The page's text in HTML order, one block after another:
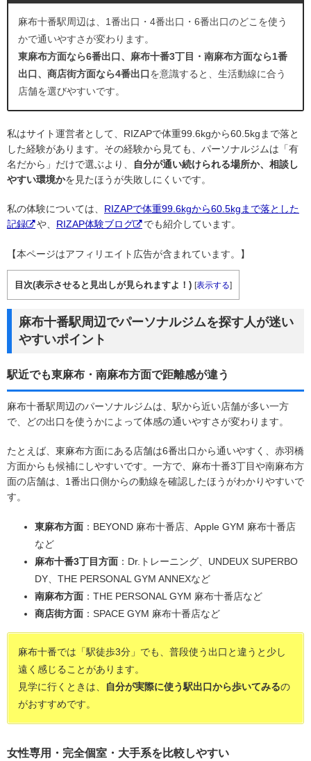
麻布十番駅周辺は、1番出口・4番出口・6番出口のどこを使う
かで通いやすさが変わります。
東麻布方面なら6番出口、麻布十番3丁目・南麻布方面なら1番
出口、商店街方面なら4番出口を意識すると、生活動線に合う
店舗を選びやすいです。
私はサイト運営者として、RIZAPで体重99.6kgから60.5kgまで落と
した経験があります。その経験から見ても、パーソナルジムは「有
名だから」だけで選ぶより、
自分が通い続けられる場所か、相談し
やすい環境かを見たほうが失敗しにくいです。
私の体験については、 RIZAPで体重99.6kgから60.5kgまで落とした
記録
や、 RIZAP体験ブログ でも紹介しています。
【本ページはアフィリエイト広告が含まれています。】
目次(表示させると見出しが見られますよ！) [表示する]
麻布十番駅周辺でパーソナルジムを探す人が迷い
やすいポイント
駅近でも東麻布・南麻布方面で距離感が違う
麻布十番駅周辺のパーソナルジムは、駅から近い店舗が多い一方
で、どの出口を使うかによって体感の通いやすさが変わります。
たとえば、東麻布方面にある店舗は6番出口から通いやすく、赤羽橋
方面からも候補にしやすいです。一方で、麻布十番3丁目や南麻布方
面の店舗は、1番出口側からの動線を確認したほうがわかりやすいで
す。
東麻布方面 ：BEYOND 麻布十番店、Apple GYM 麻布十番店
など
麻布十番3丁目方面 ：Dr.トレーニング、UNDEUX SUPERBO
DY、THE PERSONAL GYM ANNEXなど
南麻布方面 ：THE PERSONAL GYM 麻布十番店など
商店街方面 ：SPACE GYM 麻布十番店など
麻布十番では「駅徒歩3分」でも、普段使う出口と違うと少し
遠く感じることがあります。
見学に行くときは、
自分が実際に使う駅出口から歩いてみるの
がおすすめです。
女性専用・完全個室・大手系を比較しやすい